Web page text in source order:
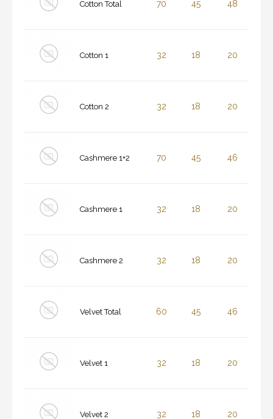
Cotton Total 70 45 48
Cotton 1 32 18 20
Cotton 2 32 18 20
Cashmere 1+2 70 45 46
Cashmere 1 32 18 20
Cashmere 2 32 18 20
Velvet Total 60 45 46
Velvet 1 32 18 20
Velvet 2 32 18 20